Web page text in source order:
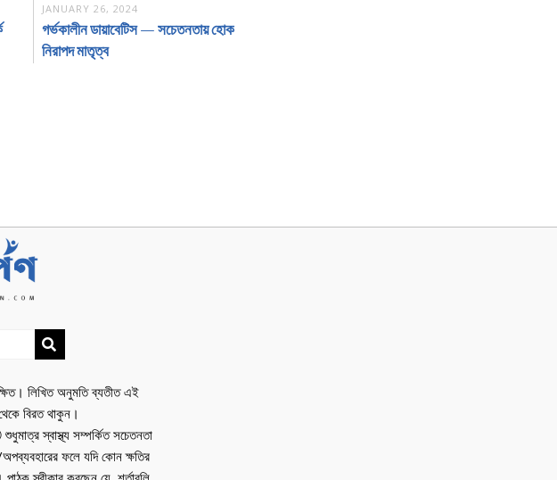
JANUARY 26, 2024
গর্ভকালীন ডায়াবেটিস — সচেতনতায় হোক
নিরাপদ মাতৃত্ব
লিখিত অনুমতি ব্যতীত এই
বিরত থাকুন।
স্বাস্থ্য সম্পর্কিত সচেতনতা
ফলে যদি কোন ক্ষতির